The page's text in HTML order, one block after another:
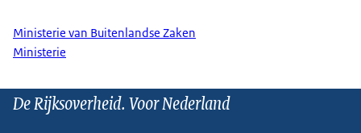
Ministerie van Buitenlandse Zaken
Ministerie
De Rijksoverheid. Voor Nederland